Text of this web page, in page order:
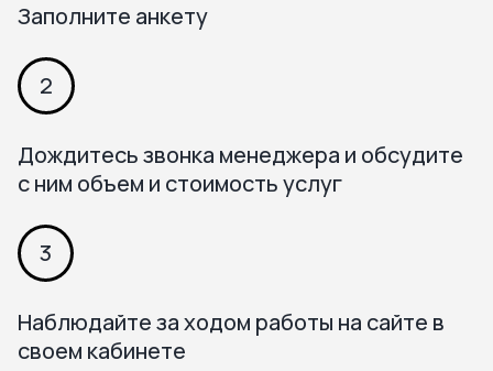
Заполните анкету
2
Дождитесь звонка менеджера и обсудите
с ним объем и стоимость услуг
3
Наблюдайте за ходом работы на сайте в
своем кабинете